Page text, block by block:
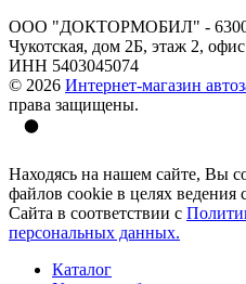
ООО "ДОКТОРМОБИЛ" -
Чукотская, дом 2Б, этаж 2,
ИНН 5403045074
© 2026 Интернет-магазин
права защищены.
Находясь на нашем сайте, Вы
файлов cookie в целях ведения
Сайта в соответствии с
персональных данных.
Каталог